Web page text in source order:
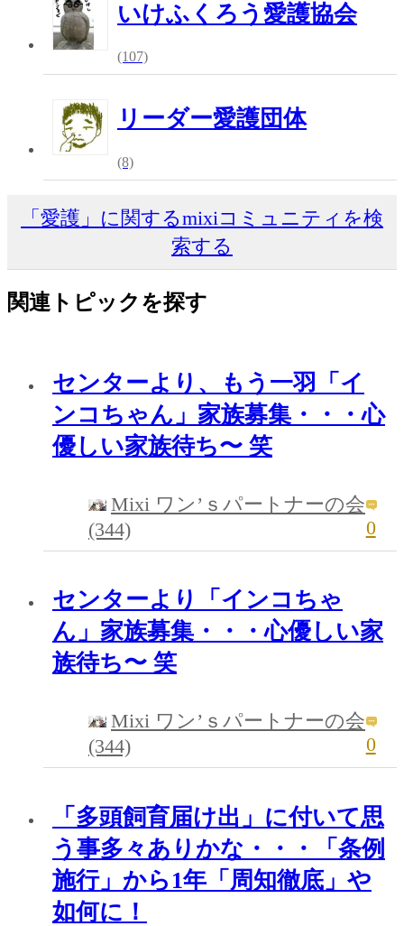
いけふくろう愛護協会
(107)
リーダー愛護団体
(8)
「愛護」に関するmixiコミュニティを検
索する
関連トピックを探す
センターより、もう一羽「イ
ンコちゃん」家族募集・・・心
優しい家族待ち〜 笑
Mixi ワン’ｓパートナーの会
(344)
0
センターより「インコちゃ
ん」家族募集・・・心優しい家
族待ち〜 笑
Mixi ワン’ｓパートナーの会
(344)
0
「多頭飼育届け出」に付いて思
う事多々ありかな・・・「条例
施行」から1年「周知徹底」や
如何に！